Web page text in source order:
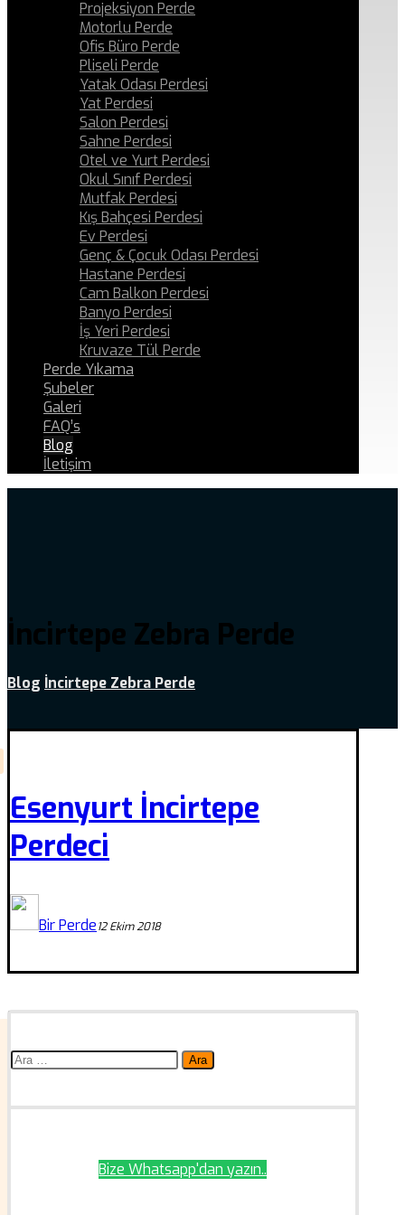
Projeksiyon Perde
Motorlu Perde
Ofis Büro Perde
Pliseli Perde
Yatak Odası Perdesi
Yat Perdesi
Salon Perdesi
Sahne Perdesi
Otel ve Yurt Perdesi
Okul Sınıf Perdesi
Mutfak Perdesi
Kış Bahçesi Perdesi
Ev Perdesi
Genç & Çocuk Odası Perdesi
Hastane Perdesi
Cam Balkon Perdesi
Banyo Perdesi
İş Yeri Perdesi
Kruvaze Tül Perde
Perde Yıkama
Şubeler
Galeri
FAQ’s
Blog
İletişim
İncirtepe Zebra Perde
Blog İncirtepe Zebra Perde
Esenyurt İncirtepe
Perdeci
Bir Perde12 Ekim 2018
Arama:
Bize Whatsapp'dan yazın..